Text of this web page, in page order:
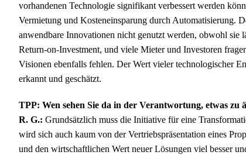
vorhandenen Technologie signifikant verbessert werden
Vermietung und Kosteneinsparung durch Automatisierung.
anwendbare Innovationen nicht genutzt werden, obwohl sie
Return-on-Investment, und viele Mieter und Investoren
Visionen ebenfalls fehlen. Der Wert vieler technologischer
erkannt und geschätzt.
TPP: Wen sehen Sie da in der Verantwortung, etwas zu
R. G.: Grundsätzlich muss die Initiative für eine
wird sich auch kaum von der Vertriebspräsentation eines
und den wirtschaftlichen Wert neuer Lösungen viel besser